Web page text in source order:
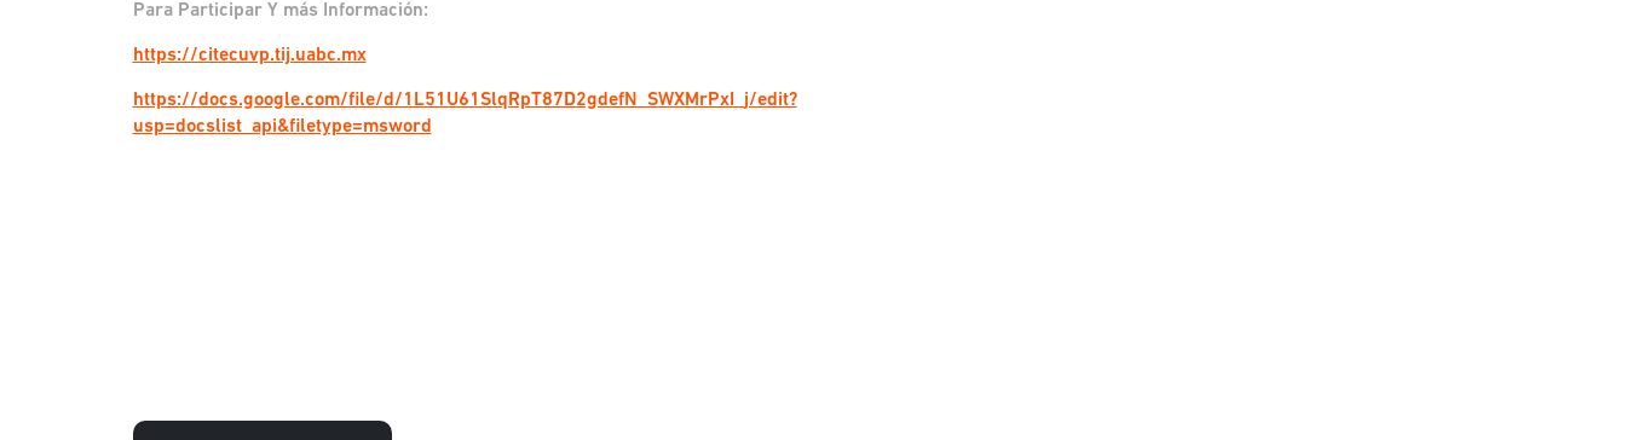
Para Participar Y más Información:
https://citecuvp.tij.uabc.mx
https://docs.google.com/file/d/1L51U61SlqRpT87D2gdefN_SWXMrPxI_j/edit?
usp=docslist_api&filetype=msword